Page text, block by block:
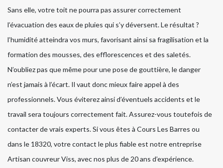
Sans elle, votre toit ne pourra pas assurer correctement
l’évacuation des eaux de pluies qui s’y déversent. Le résultat ?
l’humidité atteindra vos murs, favorisant ainsi sa fragilisation et la
formation des mousses, des efflorescences et des saletés.
N’oubliez pas que même pour une pose de gouttière, le danger
n’est jamais à l’écart. Il vaut donc mieux faire appel à des
professionnels. Vous éviterez ainsi d’éventuels accidents et le
travail sera toujours correctement fait. Assurez-vous toutefois de
contacter de vrais experts. Si vous êtes à Cours Les Barres ou
dans le 18320, votre contact le plus fiable est notre entreprise
Artisan couvreur Viss, avec nos plus de 20 ans d’expérience.